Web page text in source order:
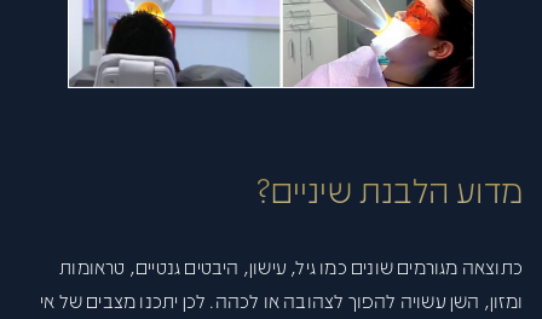
מדוע הלבנת שיניים?
כתוצאה מגורמים שונים כמו גיל, עישון, היבטים גנטיים, טראומות
ומזון, השן עשויה להפוך לצהובה או לכהה. לכן יתכנו מצבים של אי